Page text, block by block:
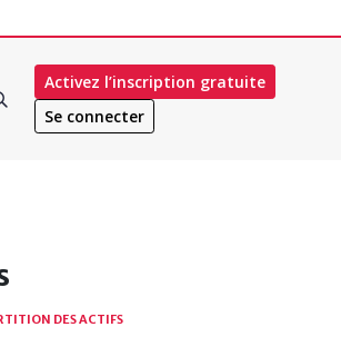
Activez l’inscription gratuite
Se connecter
DES ACTIFS